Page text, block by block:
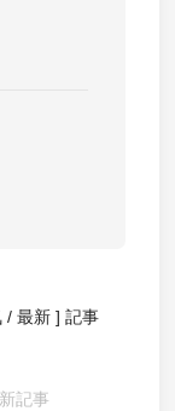
/ 最新 ] 記事
記事